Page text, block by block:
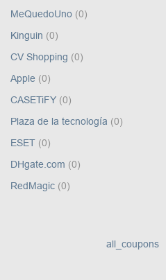
MeQuedoUno (0)
Kinguin (0)
CV Shopping (0)
Apple (0)
CASETiFY (0)
Plaza de la tecnología (0)
ESET (0)
DHgate.com (0)
RedMagic (0)
all_coupons